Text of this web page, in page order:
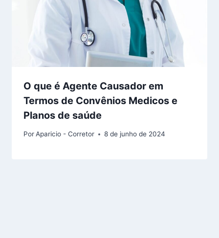
O que é Agente Causador em
Termos de Convênios Medicos e
Planos de saúde
PorAparicio - Corretor 8 de junho de 2024